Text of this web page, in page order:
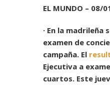
EL MUNDO – 08/
· En la
examen de
campaña. El
Ejecutiva a
cuartos. Este